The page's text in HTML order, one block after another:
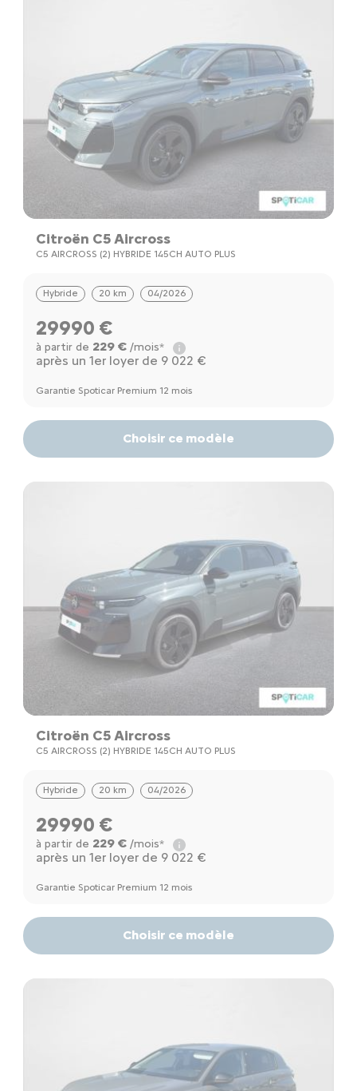
Citroën C5 Aircross
C5 AIRCROSS (2) HYBRIDE 145CH AUTO PLUS
Hybride 20 km 04/2026
29990 €
à partir de 229 €/mois*
après un 1er loyer de 9 022 €
Garantie Spoticar Premium 12 mois
Choisir ce modèle
Citroën C5 Aircross
C5 AIRCROSS (2) HYBRIDE 145CH AUTO PLUS
Hybride 20 km 04/2026
29990 €
à partir de 229 €/mois*
après un 1er loyer de 9 022 €
Garantie Spoticar Premium 12 mois
Choisir ce modèle